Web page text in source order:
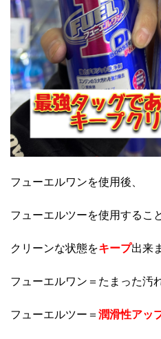
フューエルワンを使用後、
フューエルツーを使用するこ
クリーンな状態をキープ出来
フューエルワン＝たまった汚
フューエルツー＝ 潤滑性アッ